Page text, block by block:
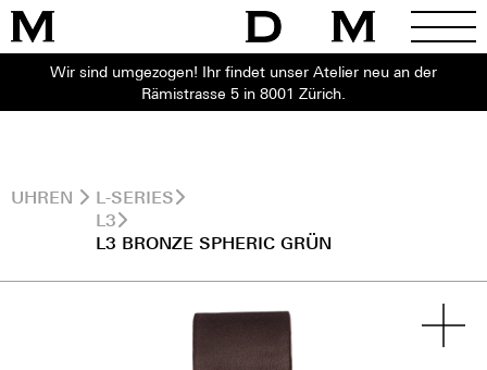
Wir sind umgezogen! Ihr findet unser Atelier neu an der
Rämistrasse 5 in 8001 Zürich.
UHREN
L-SERIES
L3
L3 BRONZE SPHERIC GRÜN